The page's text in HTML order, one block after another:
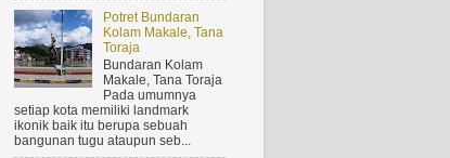
Potret Bundaran
Kolam Makale, Tana
Toraja
Bundaran Kolam
Makale, Tana Toraja
Pada umumnya
setiap kota memiliki landmark
ikonik baik itu berupa sebuah
bangunan tugu ataupun seb...